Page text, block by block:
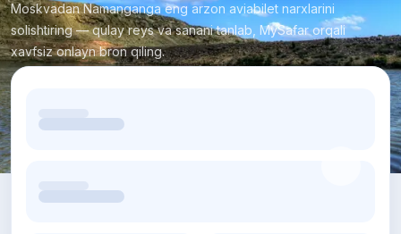
Moskvadan Namanganga eng arzon aviabilet narxlarini
solishtiring — qulay reys va sanani tanlab, MySafar orqali
xavfsiz onlayn bron qiling.